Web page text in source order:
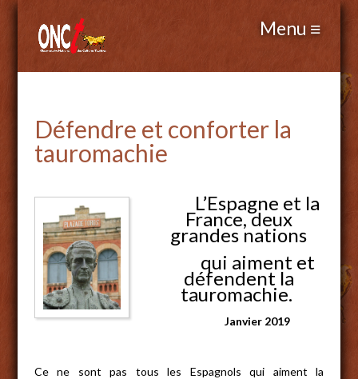
Défendre et conforter la
tauromachie
L’Espagne et la
France, deux
grandes nations
qui aiment et
défendent la
tauromachie.
Janvier 2019
Ce ne sont pas tous les Espagnols qui aiment la